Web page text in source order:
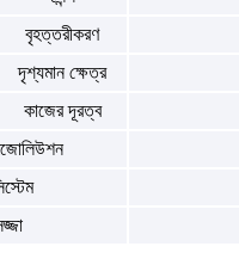
বৃহত্তরীকরণ
দৃশ্যমান ক্ষেত্র
কাজের দূরত্ব